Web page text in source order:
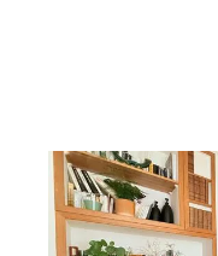
ST OUEN 93
34,87 m2, 2 pièces
Ref : 4070